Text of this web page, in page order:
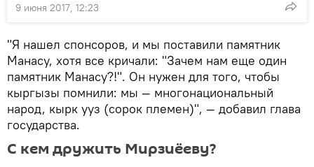
9 июня 2017, 12:23
"Я нашел спонсоров, и мы поставили памятник
Манасу, хотя все кричали: "Зачем нам еще один
памятник Манасу?!". Он нужен для того, чтобы
кыргызы помнили: мы — многонациональный
народ, кырк ууз (сорок племен)", — добавил глава
государства.
С кем дружить Мирзиёеву?